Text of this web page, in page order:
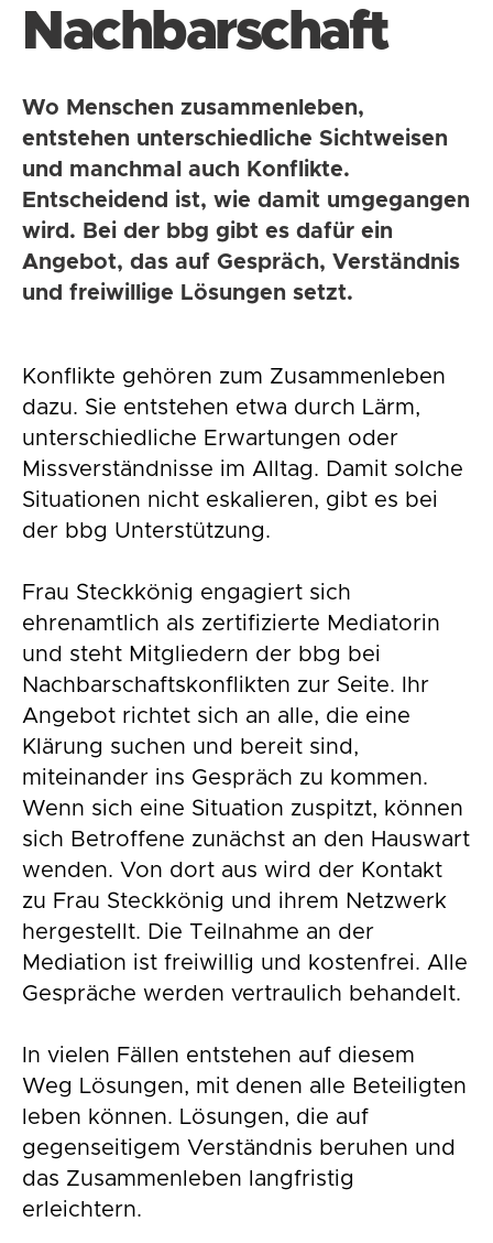
Nachbarschaft
Wo Menschen zusammenleben,
entstehen unterschiedliche Sichtweisen
und manchmal auch Konflikte.
Entscheidend ist, wie damit umgegangen
wird. Bei der bbg gibt es dafür ein
Angebot, das auf Gespräch, Verständnis
und freiwillige Lösungen setzt.
Konflikte gehören zum Zusammenleben
dazu. Sie entstehen etwa durch Lärm,
unterschiedliche Erwartungen oder
Missverständnisse im Alltag. Damit solche
Situationen nicht eskalieren, gibt es bei
der bbg Unterstützung.
Frau Steckkönig engagiert sich
ehrenamtlich als zertifizierte Mediatorin
und steht Mitgliedern der bbg bei
Nachbarschaftskonflikten zur Seite. Ihr
Angebot richtet sich an alle, die eine
Klärung suchen und bereit sind,
miteinander ins Gespräch zu kommen.
Wenn sich eine Situation zuspitzt, können
sich Betroffene zunächst an den Hauswart
wenden. Von dort aus wird der Kontakt
zu Frau Steckkönig und ihrem Netzwerk
hergestellt. Die Teilnahme an der
Mediation ist freiwillig und kostenfrei. Alle
Gespräche werden vertraulich behandelt.
In vielen Fällen entstehen auf diesem
Weg Lösungen, mit denen alle Beteiligten
leben können. Lösungen, die auf
gegenseitigem Verständnis beruhen und
das Zusammenleben langfristig
erleichtern.